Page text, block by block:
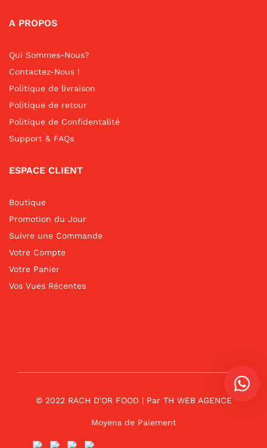
A PROPOS
Qui Sommes-Nous?
Contactez-Nous !
Politique de livraison
Politique de retour
Politique de Confidentalité
Support & FAQs
ESPACE CLIENT
Boutique
Promotion du Jour
Suivre une Commande
Votre Compte
Votre Panier
Vos Vues Récentes
© 2022 RACH D'OR FOOD | Par TH WEB AGENCE
Moyens de Paiement